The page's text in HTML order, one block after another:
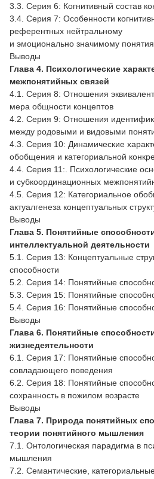
3.3. Серия 6: Когнитивный состав
3.4. Серия 7: Особенности
референтных нейтральному
и эмоционально значимому
Выводы
Глава 4. Психологические
межпонятийных связей
4.1. Серия 8: Отношения
мера общности концептов
4.2. Серия 9: Отношения
между родовыми и видовыми
4.3. Серия 10: Динамические
обобщения и категориальной
4.4. Серия 11:. Психологические
и субкоординационных
4.5. Серия 12: Категориальное
актуалгенеза концептуальных
Выводы
Глава 5. Понятийные
интеллектуальной деятельности
5.1. Серия 13: Концептуальные
способности
5.2. Серия 14: Понятийные
5.3. Серия 15: Понятийные
5.4. Серия 16: Понятийные
Выводы
Глава 6. Понятийные
жизнедеятельности
6.1. Серия 17: Понятийные
совладающего поведения
6.2. Серия 18: Понятийные
сохранность в пожилом возрасте
Выводы
Глава 7. Природа понятийных
теории понятийного мышления
7.1. Онтологическая парадигма в
мышления
7.2. Семантические,